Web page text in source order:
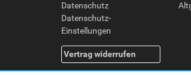
Datenschutz
Datenschutz-
Einstellungen
Vertrag widerrufen